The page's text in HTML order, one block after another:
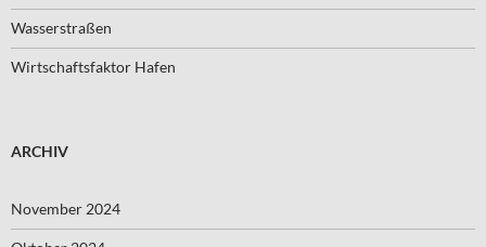
Wasserstraßen
Wirtschaftsfaktor Hafen
ARCHIV
November 2024